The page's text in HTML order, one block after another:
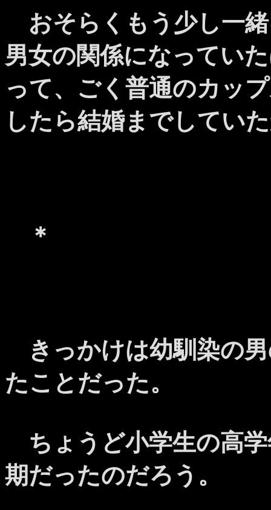
おそらくもう少し一
男女の関係になってい
って、ごく普通のカッ
したら結婚までしてい
＊
きっかけは幼馴染の
たことだった。
ちょうど小学生の高
期だったのだろう。